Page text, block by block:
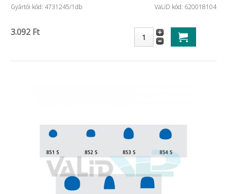
Gyártói kód: 4731245/1db VaLiD kód: 620018104
3.092 Ft